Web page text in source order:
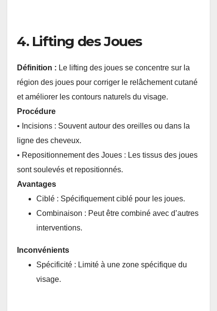
4. Lifting des Joues
Définition : Le lifting des joues se concentre sur la
région des joues pour corriger le relâchement cutané
et améliorer les contours naturels du visage.
Procédure
• Incisions : Souvent autour des oreilles ou dans la
ligne des cheveux.
• Repositionnement des Joues : Les tissus des joues
sont soulevés et repositionnés.
Avantages
Ciblé : Spécifiquement ciblé pour les joues.
Combinaison : Peut être combiné avec d’autres
interventions.
Inconvénients
Spécificité : Limité à une zone spécifique du
visage.